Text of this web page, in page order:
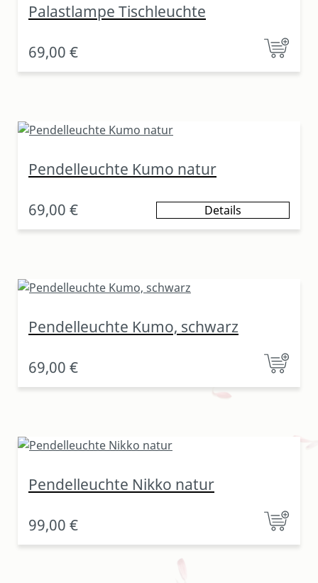
Palastlampe Tischleuchte
69,00 €
Pendelleuchte Kumo natur
69,00 € Details
Pendelleuchte Kumo, schwarz
69,00 €
Pendelleuchte Nikko natur
99,00 €